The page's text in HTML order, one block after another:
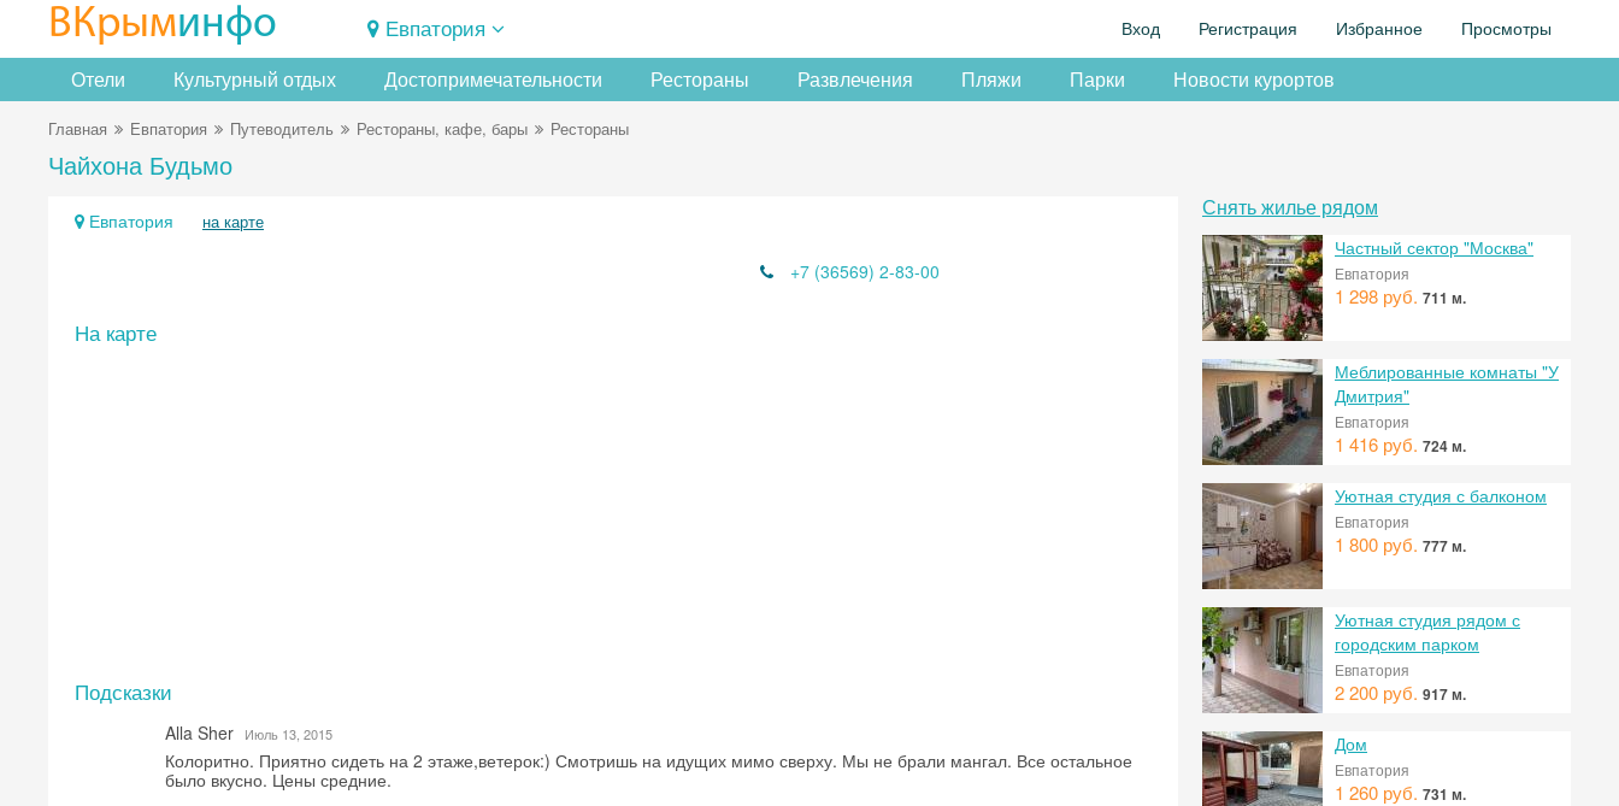
ВКрыминфо Евпатория Вход Регистрация Избранное Просмотры
Отели Культурный отдых Достопримечательности Рестораны Развлечения Пляжи Парки Новости курортов
Главная Евпатория Путеводитель Рестораны, кафе, бары Рестораны
Чайхона Будьмо
Евпатория на карте
+7 (36569) 2-83-00
На карте
Подсказки
Alla Sher Июль 13, 2015
Колоритно. Приятно сидеть на 2 этаже,ветерок:) Смотришь на идущих мимо сверху. Мы не брали мангал. Все остальное
было вкусно. Цены средние.
Снять жилье рядом
Частный сектор "Москва"
Евпатория
1 298 руб. 711 м.
Меблированные комнаты "У
Дмитрия"
Евпатория
1 416 руб. 724 м.
Уютная студия с балконом
Евпатория
1 800 руб. 777 м.
Уютная студия рядом с
городским парком
Евпатория
2 200 руб. 917 м.
Дом
Евпатория
1 260 руб. 731 м.